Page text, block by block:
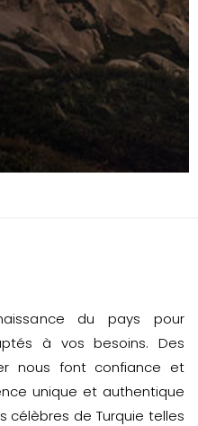
du pays pour
à vos besoins. Des
nous font confiance et
unique et authentique
célèbres de Turquie telles